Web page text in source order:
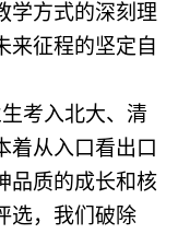
学方式的深刻理
来征程的坚定自
考入北大、清
着从入口看出口
品质的成长和核
选，我们破除